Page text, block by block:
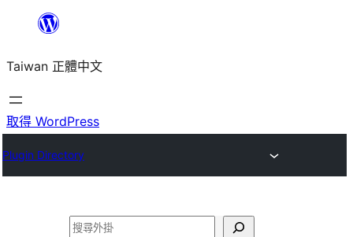
主
要
內
Taiwan 正體中文
取得 WordPress
Plugin Directory
搜